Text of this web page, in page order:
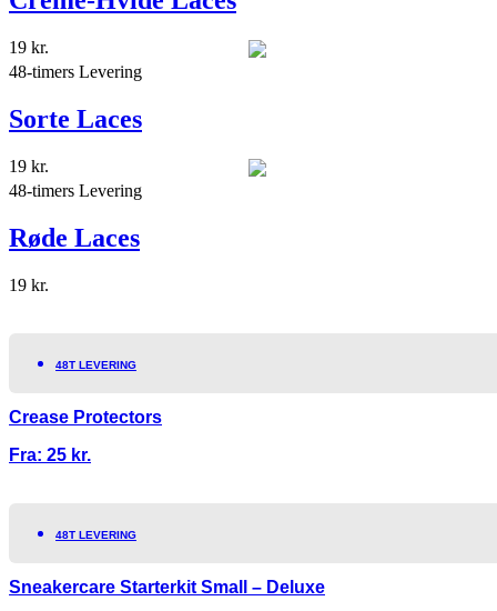
19 kr.
48-timers Levering
Sorte Laces
19 kr.
48-timers Levering
Røde Laces
19 kr.
48T LEVERING
Crease Protectors
Fra: 25 kr.
48T LEVERING
Sneakercare Starterkit Small – Deluxe